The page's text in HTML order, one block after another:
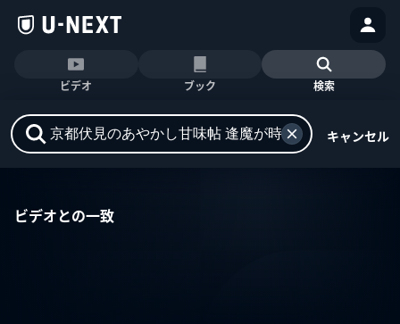
ビデオ ブック 検索
キャンセル
ビデオとの一致